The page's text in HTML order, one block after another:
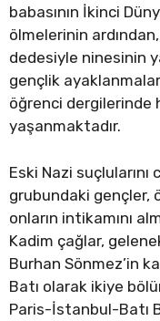
babasının İkinci
ölmelerinin
dedesiyle ninesinin
gençlik
öğrenci dergilerinde
yaşanmaktadır.
Eski Nazi
grubundaki gençler,
onların intikamını
Kadim çağlar,
Burhan Sönmez’in
Batı olarak ikiye
Paris-İstanbul-Batı